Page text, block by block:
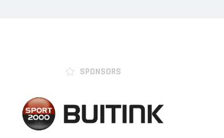
SPONSORS